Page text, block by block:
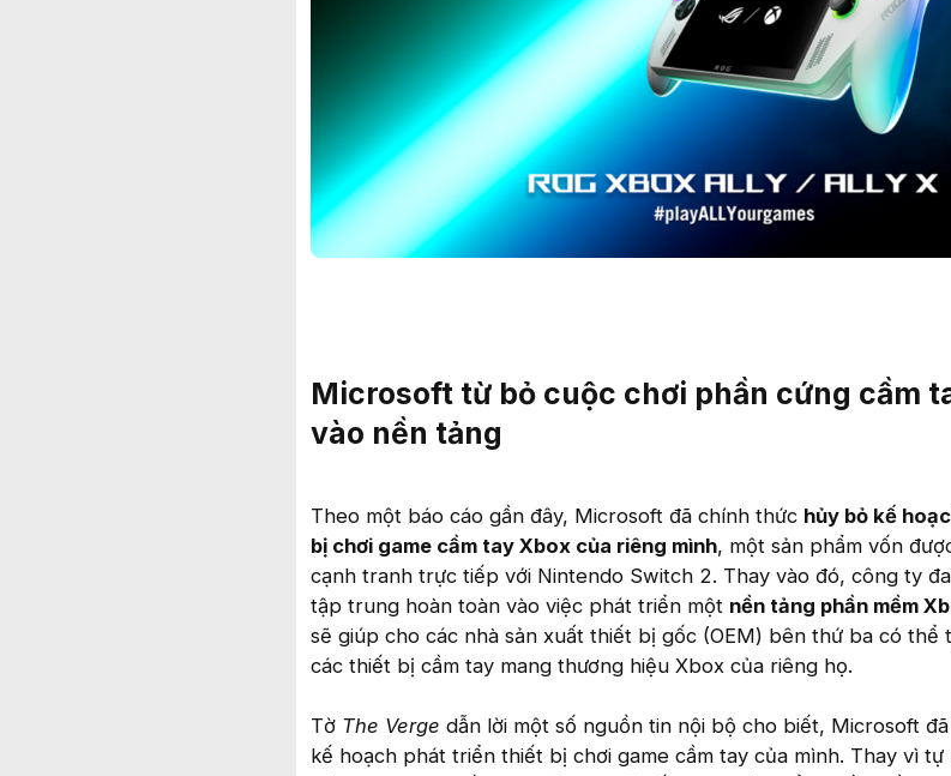
Microsoft từ bỏ cuộc chơi phần cứng cầm
vào nền tảng
Theo một báo cáo gần đây, Microsoft đã chính thức hủy bỏ kế
bị chơi game cầm tay Xbox của riêng mình, một sản phẩm vốn
cạnh tranh trực tiếp với Nintendo Switch 2. Thay vào đó, công ty
tập trung hoàn toàn vào việc phát triển một nền tảng phần mềm
sẽ giúp cho các nhà sản xuất thiết bị gốc (OEM) bên thứ ba có thể
các thiết bị cầm tay mang thương hiệu Xbox của riêng họ.
Tờ The Verge dẫn lời một số nguồn tin nội bộ cho biết, Microsoft đã
kế hoạch phát triển thiết bị chơi game cầm tay của mình. Thay vì